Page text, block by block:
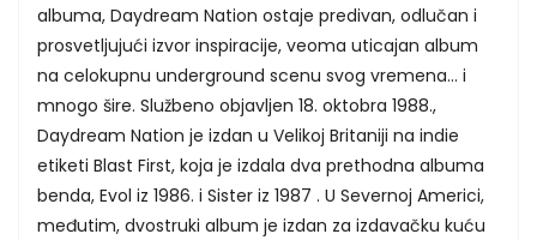
albuma, Daydream Nation ostaje predivan, odlučan i
prosvetljujući izvor inspiracije, veoma uticajan album
na celokupnu underground scenu svog vremena... i
mnogo šire. Službeno objavljen 18. oktobra 1988.,
Daydream Nation je izdan u Velikoj Britaniji na indie
etiketi Blast First, koja je izdala dva prethodna albuma
benda, Evol iz 1986. i Sister iz 1987 . U Severnoj Americi,
međutim, dvostruki album je izdan za izdavačku kuću